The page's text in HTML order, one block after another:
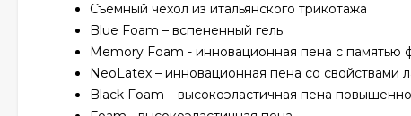
Съемный чехол из итальянского трикотажа
Blue Foam – вспененный гель
Memory Foam - инновационная пена с памятью
NeoLatex – инновационная пена со свойствами
Black Foam – высокоэластичная пена